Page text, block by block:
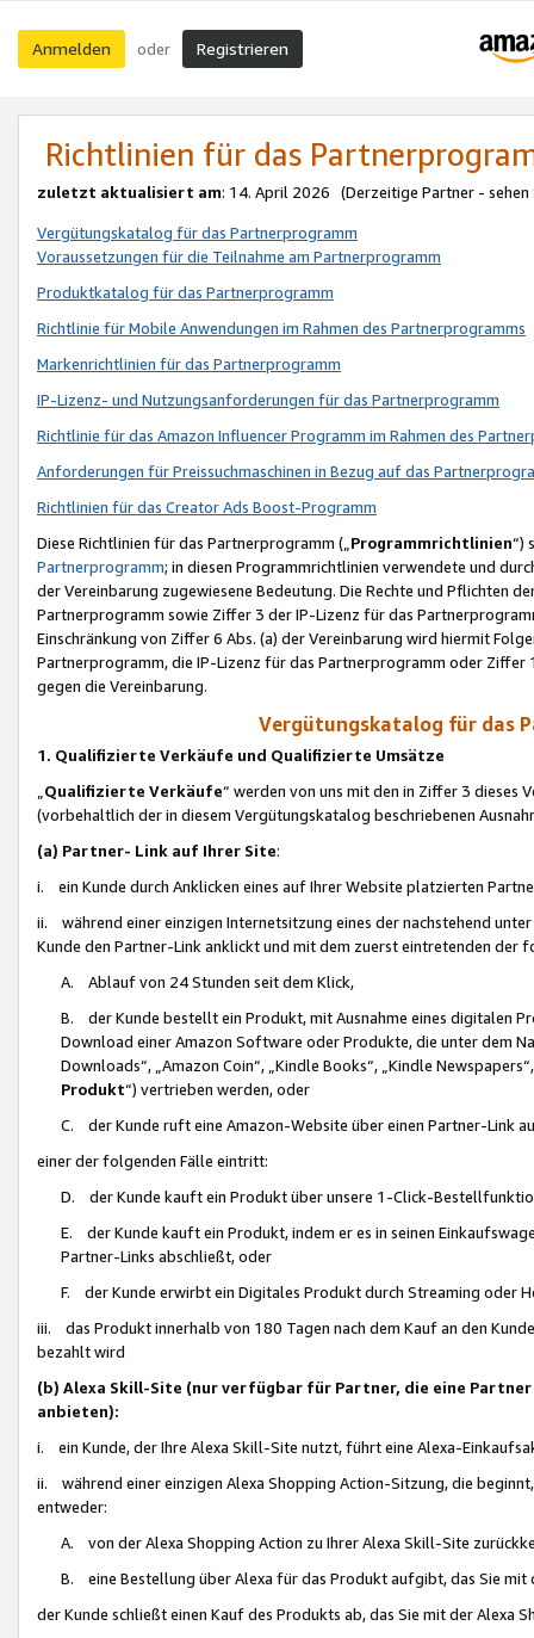
Anmelden oder Registrieren
Richtlinien für das
zuletzt aktualisiert am: 14. April 2026 (Derzeitige Partner - sehen
Vergütungskatalog für das Partnerprogramm
Voraussetzungen für die Teilnahme am Partnerprogramm
Produktkatalog für das Partnerprogramm
Richtlinie für Mobile Anwendungen im Rahmen des Partnerprogramms
Markenrichtlinien für das Partnerprogramm
IP-Lizenz- und Nutzungsanforderungen für das Partnerprogramm
Richtlinie für das Amazon Influencer Programm im Rahmen des
Anforderungen für Preissuchmaschinen in Bezug auf das
Richtlinien für das Creator Ads Boost-Programm
Diese Richtlinien für das Partnerprogramm („Programmrichtlinien“)
Partnerprogramm; in diesen Programmrichtlinien verwendete und
der Vereinbarung zugewiesene Bedeutung. Die Rechte und Pflichten
Partnerprogramm sowie Ziffer 3 der IP-Lizenz für das
Einschränkung von Ziffer 6 Abs. (a) der Vereinbarung wird hiermit
Partnerprogramm, die IP-Lizenz für das Partnerprogramm oder
gegen die Vereinbarung.
Vergütungskatalog für das
1. Qualifizierte Verkäufe und Qualifizierte Umsätze
Qualifizierte Verkäufe“ werden von uns mit den in Ziffer 3
(vorbehaltlich der in diesem Vergütungskatalog beschriebenen
(a) Partner- Link auf Ihrer Site:
i. ein Kunde durch Anklicken eines auf Ihrer Website platzierten
ii. während einer einzigen Internetsitzung eines der nachstehend
Kunde den Partner-Link anklickt und mit dem zuerst eintretenden der
A. Ablauf von 24 Stunden seit dem Klick,
B. der Kunde bestellt ein Produkt, mit Ausnahme eines digitalen
Download einer Amazon Software oder Produkte, die unter dem
Downloads“, „Amazon Coin“, „Kindle Books“, „Kindle
Produkt“) vertrieben werden, oder
C. der Kunde ruft eine Amazon-Website über einen Partner-Link
einer der folgenden Fälle eintritt:
D. der Kunde kauft ein Produkt über unsere 1-Click-
E. der Kunde kauft ein Produkt, indem er es in seinen
Partner-Links abschließt, oder
F. der Kunde erwirbt ein Digitales Produkt durch Streaming oder
iii. das Produkt innerhalb von 180 Tagen nach dem Kauf an den
bezahlt wird
(b) Alexa Skill-Site (nur verfügbar für Partner, die eine
anbieten):
i. ein Kunde, der Ihre Alexa Skill-Site nutzt, führt eine Alexa-
ii. während einer einzigen Alexa Shopping Action-Sitzung, die
entweder:
A. von der Alexa Shopping Action zu Ihrer Alexa Skill-Site
B. eine Bestellung über Alexa für das Produkt aufgibt, das Sie mit
der Kunde schließt einen Kauf des Produkts ab, das Sie mit der Alexa